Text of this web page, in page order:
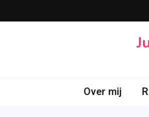
Over mij